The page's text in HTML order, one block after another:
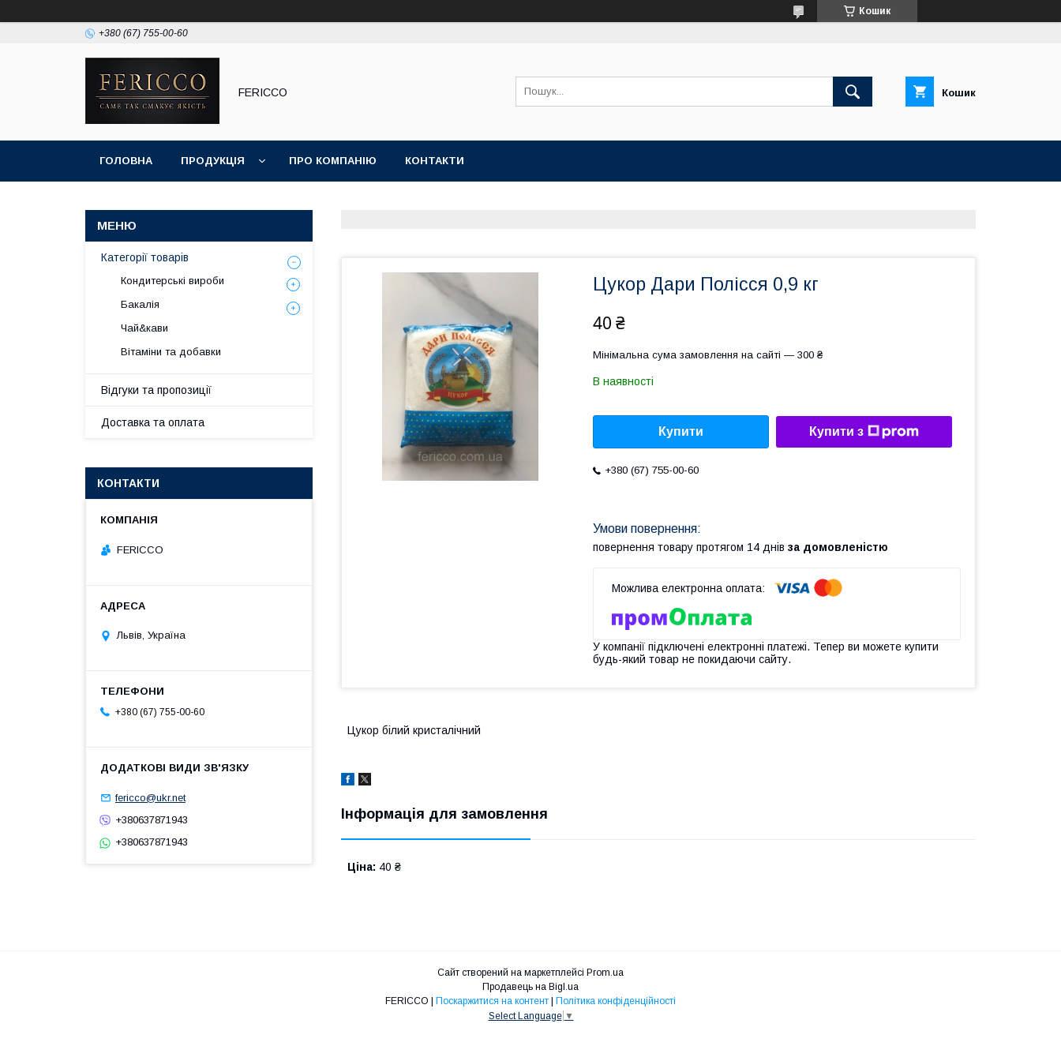
Кошик
+380 (67) 755-00-60
FERICCO Кошик
ГОЛОВНА ПРОДУКЦІЯ ПРО КОМПАНІЮ КОНТАКТИ
Цукор Дари Полісся 0,9 кг
40 ₴
Мінімальна сума замовлення на сайті — 300 ₴
В наявності
Купити Купити з
+380 (67) 755-00-60
повернення товару протягом 14 днів за домовленістю
У компанії підключені електронні платежі. Тепер ви можете купити
будь-який товар не покидаючи сайту.
Цукор білий кристалічний
Інформація для замовлення
Ціна: 40 ₴
Категорії товарів
Кондитерські вироби
Бакалія
Чай&кави
Вітаміни та добавки
Відгуки та пропозиції
Доставка та оплата
КОНТАКТИ
FERICCO
Львів, Україна
+380 (67) 755-00-60
fericco@ukr.net
+380637871943
+380637871943
Сайт створений на маркетплейсі Prom.ua
Продавець на Bigl.ua
FERICCO | Поскаржитися на контент | Політика конфіденційності
Select Language ▼